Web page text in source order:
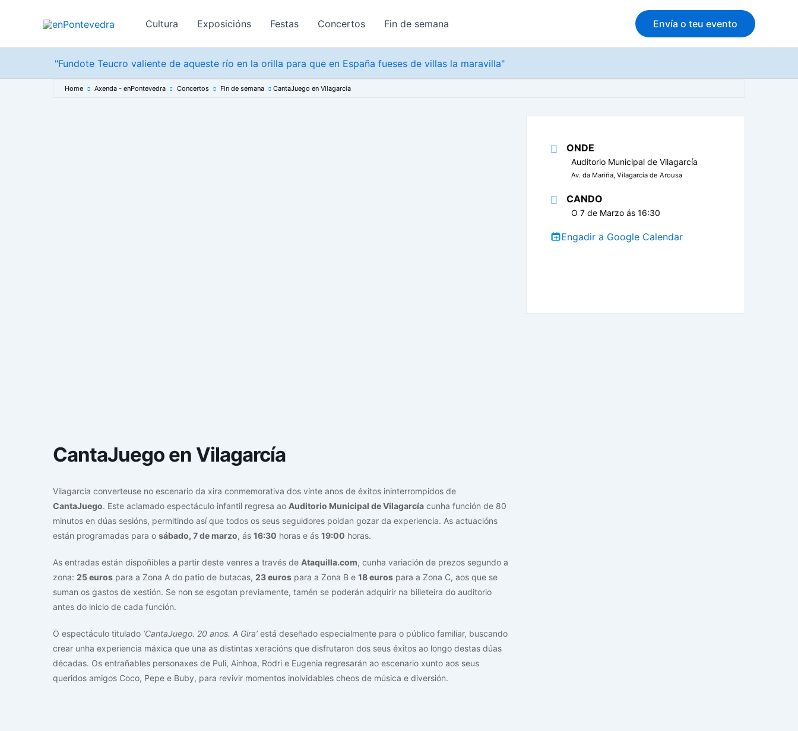
Cultura Exposicións Festas Concertos Fin de semana Envía o teu evento
"Fundote Teucro valiente de aqueste río en la orilla para que en España fueses de villas la maravilla"
Home Axenda - enPontevedra Concertos Fin de semana CantaJuego en Vilagarcía
CantaJuego en Vilagarcía
Vilagarcía converteuse no escenario da xira conmemorativa dos vinte anos de éxitos ininterrompidos de
CantaJuego. Este aclamado espectáculo infantil regresa ao Auditorio Municipal de Vilagarcía cunha función de 80
minutos en dúas sesións, permitindo así que todos os seus seguidores poidan gozar da experiencia. As actuacións
están programadas para o sábado, 7 de marzo, ás 16:30 horas e ás 19:00 horas.
As entradas están dispoñibles a partir deste venres a través de Ataquilla.com, cunha variación de prezos segundo a
zona: 25 euros para a Zona A do patio de butacas, 23 euros para a Zona B e 18 euros para a Zona C, aos que se
suman os gastos de xestión. Se non se esgotan previamente, tamén se poderán adquirir na billeteira do auditorio
antes do inicio de cada función.
O espectáculo titulado ‘CantaJuego. 20 anos. A Gira’ está deseñado especialmente para o público familiar, buscando
crear unha experiencia máxica que una as distintas xeracións que disfrutaron dos seus éxitos ao longo destas dúas
décadas. Os entrañables personaxes de Puli, Ainhoa, Rodri e Eugenia regresarán ao escenario xunto aos seus
queridos amigos Coco, Pepe e Buby, para revivir momentos inolvidables cheos de música e diversión.
ONDE
Auditorio Municipal de Vilagarcía
Av. da Mariña, Vilagarcía de Arousa
CANDO
O 7 de Marzo ás 16:30
Engadir a Google Calendar